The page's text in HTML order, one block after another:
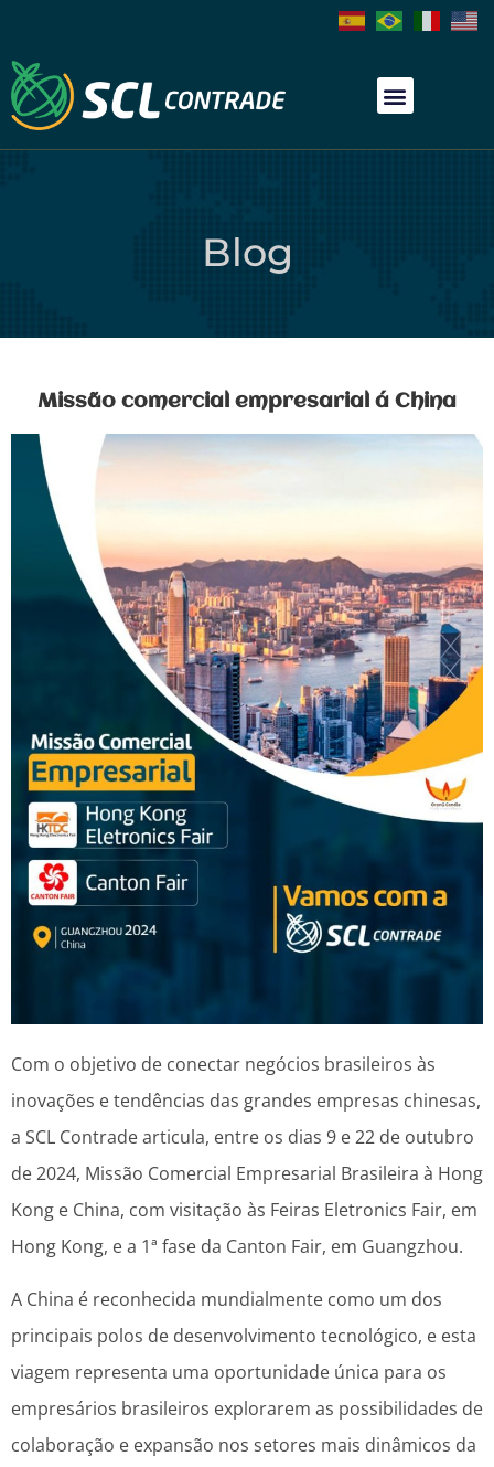
Blog
Missão comercial empresarial á China
Com o objetivo de conectar negócios brasileiros às
inovações e tendências das grandes empresas chinesas,
a SCL Contrade articula, entre os dias 9 e 22 de outubro
de 2024, Missão Comercial Empresarial Brasileira à Hong
Kong e China, com visitação às Feiras Eletronics Fair, em
Hong Kong, e a 1ª fase da Canton Fair, em Guangzhou.
A China é reconhecida mundialmente como um dos
principais polos de desenvolvimento tecnológico, e esta
viagem representa uma oportunidade única para os
empresários brasileiros explorarem as possibilidades de
colaboração e expansão nos setores mais dinâmicos da